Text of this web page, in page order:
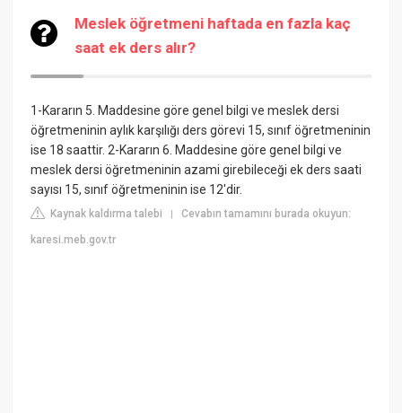
Meslek öğretmeni haftada en fazla kaç
saat ek ders alır?
1-Kararın 5. Maddesine göre genel bilgi ve meslek dersi
öğretmeninin aylık karşılığı ders görevi 15, sınıf öğretmeninin
ise 18 saattir. 2-Kararın 6. Maddesine göre genel bilgi ve
meslek dersi öğretmeninin azami girebileceği ek ders saati
sayısı 15, sınıf öğretmeninin ise 12'dir.
Kaynak kaldırma talebi |Cevabın tamamını burada okuyun:
karesi.meb.gov.tr